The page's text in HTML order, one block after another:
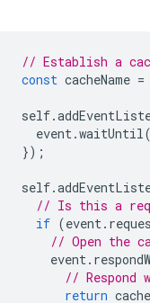
// Establish a
const cacheName =
self.
event.waitUntil(
});
self.
// Is this a
if (event.
// Open the
event.
// Respond
return cache